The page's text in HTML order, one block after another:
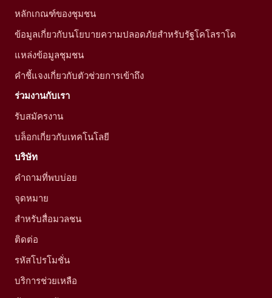
หลักเกณฑ์ของชุมชน
ข้อมูลเกี่ยวกับนโยบายความปลอดภัยสำหรับรัฐโคโลราโด
แหล่งข้อมูลชุมชน
คำชี้แจงเกี่ยวกับตัวช่วยการเข้าถึง
ร่วมงานกับเรา
รับสมัครงาน
บล็อกเกี่ยวกับเทคโนโลยี
บริษัท
คำถามที่พบบ่อย
จุดหมาย
สำหรับสื่อมวลชน
ติดต่อ
รหัสโปรโมชั่น
บริการช่วยเหลือ